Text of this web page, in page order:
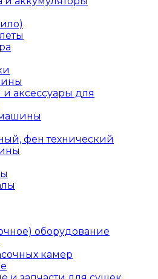
аксессуары для
фен технический
оборудование
камер